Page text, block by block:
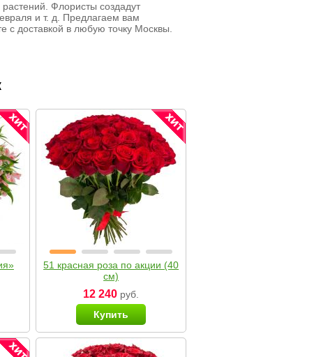
Флористы создадут
и т. д. Предлагаем вам
доставкой в любую точку Москвы.
51 красная роза по акции (40
см)
12 240 руб.
Купить